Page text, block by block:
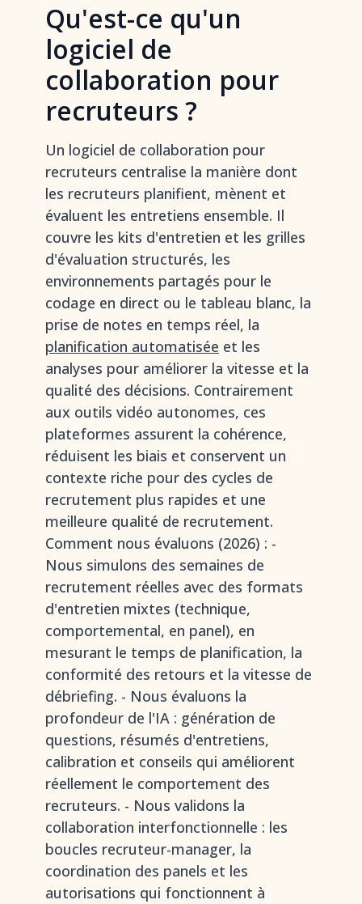
Qu'est-ce qu'un
logiciel de
collaboration pour
recruteurs ?
Un logiciel de collaboration pour
recruteurs centralise la manière dont
les recruteurs planifient, mènent et
évaluent les entretiens ensemble. Il
couvre les kits d'entretien et les grilles
d'évaluation structurés, les
environnements partagés pour le
codage en direct ou le tableau blanc, la
prise de notes en temps réel, la
planification automatisée et les
analyses pour améliorer la vitesse et la
qualité des décisions. Contrairement
aux outils vidéo autonomes, ces
plateformes assurent la cohérence,
réduisent les biais et conservent un
contexte riche pour des cycles de
recrutement plus rapides et une
meilleure qualité de recrutement.
Comment nous évaluons (2026) : -
Nous simulons des semaines de
recrutement réelles avec des formats
d'entretien mixtes (technique,
comportemental, en panel), en
mesurant le temps de planification, la
conformité des retours et la vitesse de
débriefing. - Nous évaluons la
profondeur de l'IA : génération de
questions, résumés d'entretiens,
calibration et conseils qui améliorent
réellement le comportement des
recruteurs. - Nous validons la
collaboration interfonctionnelle : les
boucles recruteur-manager, la
coordination des panels et les
autorisations qui fonctionnent à